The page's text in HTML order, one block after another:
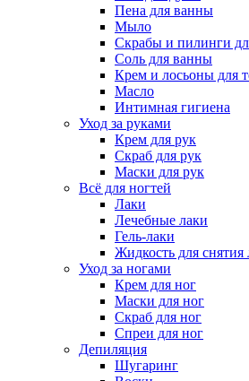
Пена для ванны
Мыло
Скрабы и пилинги
Соль для ванны
Крем и лосьоны для
Масло
Интимная гигиена
Уход за руками
Крем для рук
Скраб для рук
Маски для рук
Всё для ногтей
Лаки
Лечебные лаки
Гель-лаки
Жидкость для снятия
Уход за ногами
Крем для ног
Маски для ног
Скраб для ног
Спреи для ног
Депиляция
Шугаринг